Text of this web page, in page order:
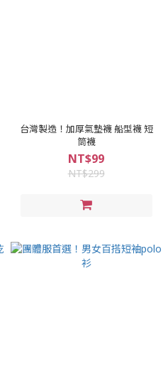
台灣製造！加厚氣墊襪 船型襪 短
筒襪
NT$99
NT$299